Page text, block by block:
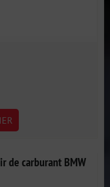
de carburant BMW